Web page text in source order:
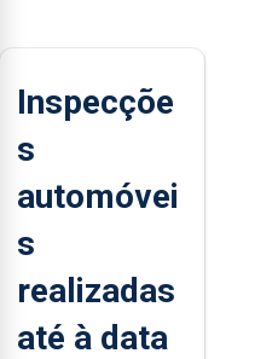
Inspecçõe
s
automóvei
s
realizadas
até à data